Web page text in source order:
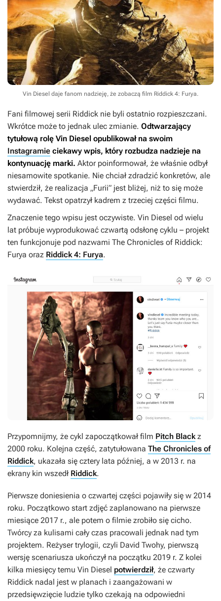
Vin Diesel daje fanom nadzieję, że zobaczą film Riddick 4: Furya.
Fani filmowej serii Riddick nie byli ostatnio rozpieszczani.
Wkrótce może to jednak ulec zmianie. Odtwarzający
tytułową rolę Vin Diesel opublikował na swoim
Instagramie ciekawy wpis, który rozbudza nadzieje na
kontynuację marki. Aktor poinformował, że właśnie odbył
niesamowite spotkanie. Nie chciał zdradzić konkretów, ale
stwierdził, że realizacja „Furii” jest bliżej, niż to się może
wydawać. Tekst opatrzył kadrem z trzeciej części filmu.
Znaczenie tego wpisu jest oczywiste. Vin Diesel od wielu
lat próbuje wyprodukować czwartą odsłonę cyklu – projekt
ten funkcjonuje pod nazwami The Chronicles of Riddick:
Furya oraz Riddick 4: Furya.
Przypomnijmy, że cykl zapoczątkował film Pitch Blackz
2000 roku. Kolejna część, zatytułowana The Chronicles of
Riddick, ukazała się cztery lata później, a w 2013 r. na
ekrany kin wszedł Riddick.
Pierwsze doniesienia o czwartej części pojawiły się w 2014
roku. Początkowo start zdjęć zaplanowano na pierwsze
miesiące 2017 r., ale potem o filmie zrobiło się cicho.
Twórcy za kulisami cały czas pracowali jednak nad tym
projektem. Reżyser trylogii, czyli David Twohy, pierwszą
wersję scenariusza ukończył na początku 2019 r. Z kolei
kilka miesięcy temu Vin Diesel potwierdził, że czwarty
Riddick nadal jest w planach i zaangażowani w
przedsięwzięcie ludzie tylko czekają na odpowiedni